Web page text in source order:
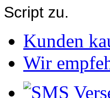
Script zu.
Kunden
Wir